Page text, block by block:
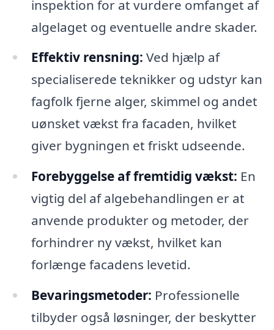
inspektion for at vurdere omfanget af
algelaget og eventuelle andre skader.
Effektiv rensning: Ved hjælp af
specialiserede teknikker og udstyr kan
fagfolk fjerne alger, skimmel og andet
uønsket vækst fra facaden, hvilket
giver bygningen et friskt udseende.
Forebyggelse af fremtidig vækst: En
vigtig del af algebehandlingen er at
anvende produkter og metoder, der
forhindrer ny vækst, hvilket kan
forlænge facadens levetid.
Bevaringsmetoder: Professionelle
tilbyder også løsninger, der beskytter